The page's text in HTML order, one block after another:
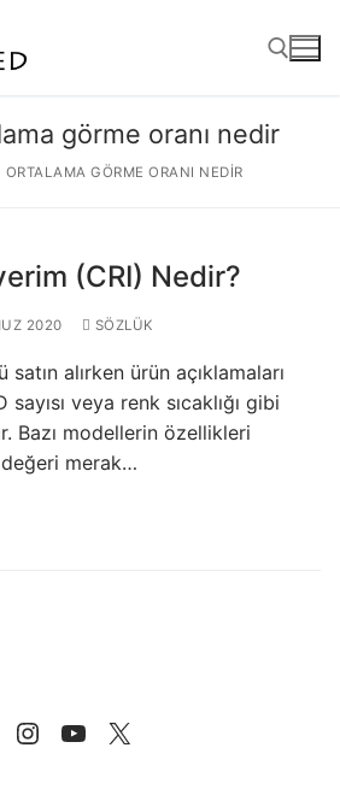
ANASAYFA
ÜRÜNLER
LED Modüller
görme oranı nedir
ORTALAMA GÖRME ORANI NEDIR
(CRI) Nedir?
2020 SÖZLÜK
alırken ürün açıklamaları
sayısı veya renk sıcaklığı gibi
Bazı modellerin özellikleri
değeri merak…